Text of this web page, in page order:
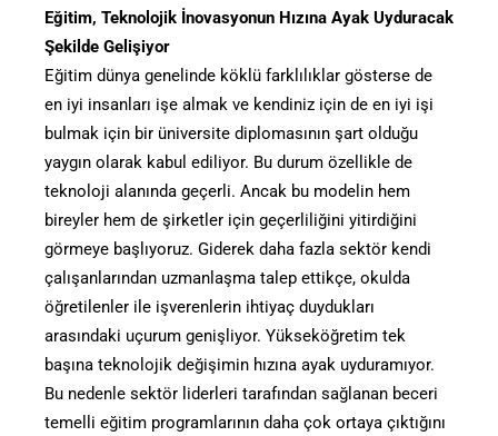
Eğitim, Teknolojik İnovasyonun Hızına Ayak Uyduracak
Şekilde Gelişiyor
Eğitim dünya genelinde köklü farklılıklar gösterse de
en iyi insanları işe almak ve kendiniz için de en iyi işi
bulmak için bir üniversite diplomasının şart olduğu
yaygın olarak kabul ediliyor. Bu durum özellikle de
teknoloji alanında geçerli. Ancak bu modelin hem
bireyler hem de şirketler için geçerliliğini yitirdiğini
görmeye başlıyoruz. Giderek daha fazla sektör kendi
çalışanlarından uzmanlaşma talep ettikçe, okulda
öğretilenler ile işverenlerin ihtiyaç duydukları
arasındaki uçurum genişliyor. Yükseköğretim tek
başına teknolojik değişimin hızına ayak uyduramıyor.
Bu nedenle sektör liderleri tarafından sağlanan beceri
temelli eğitim programlarının daha çok ortaya çıktığını